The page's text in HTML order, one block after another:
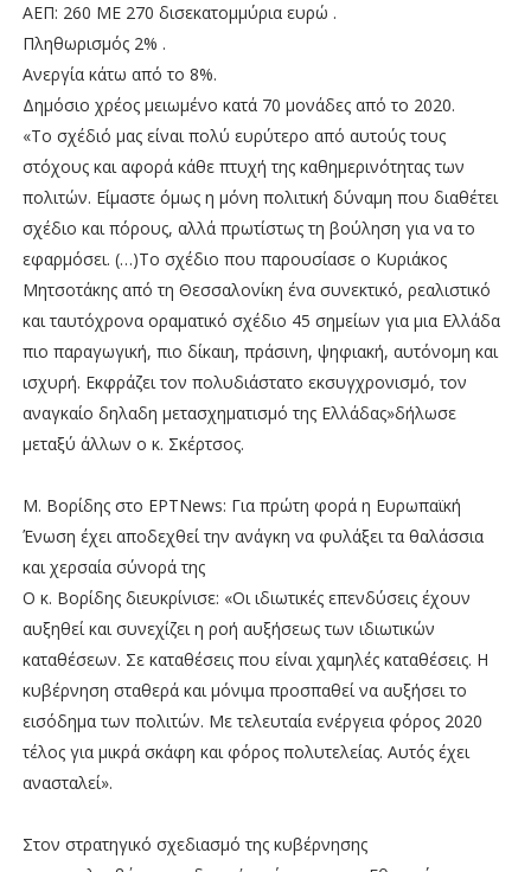
ΑΕΠ: 260 ΜΕ 270 δισεκατομμύρια ευρώ .
Πληθωρισμός 2% .
Ανεργία κάτω από το 8%.
Δημόσιο χρέος μειωμένο κατά 70 μονάδες από το 2020.
«Το σχέδιό μας είναι πολύ ευρύτερο από αυτούς τους
στόχους και αφορά κάθε πτυχή της καθημερινότητας των
πολιτών. Είμαστε όμως η μόνη πολιτική δύναμη που διαθέτει
σχέδιο και πόρους, αλλά πρωτίστως τη βούληση για να το
εφαρμόσει. (…)Το σχέδιο που παρουσίασε ο Κυριάκος
Μητσοτάκης από τη Θεσσαλονίκη ένα συνεκτικό, ρεαλιστικό
και ταυτόχρονα οραματικό σχέδιο 45 σημείων για μια Ελλάδα
πιο παραγωγική, πιο δίκαιη, πράσινη, ψηφιακή, αυτόνομη και
ισχυρή. Εκφράζει τον πολυδιάστατο εκσυγχρονισμό, τον
αναγκαίο δηλαδη μετασχηματισμό της Ελλάδας»δήλωσε
μεταξύ άλλων ο κ. Σκέρτσος.
Μ. Βορίδης στο ΕΡΤΝews: Για πρώτη φορά η Ευρωπαϊκή
Ένωση έχει αποδεχθεί την ανάγκη να φυλάξει τα θαλάσσια
και χερσαία σύνορά της
Ο κ. Βορίδης διευκρίνισε: «Οι ιδιωτικές επενδύσεις έχουν
αυξηθεί και συνεχίζει η ροή αυξήσεως των ιδιωτικών
καταθέσεων. Σε καταθέσεις που είναι χαμηλές καταθέσεις. Η
κυβέρνηση σταθερά και μόνιμα προσπαθεί να αυξήσει το
εισόδημα των πολιτών. Με τελευταία ενέργεια φόρος 2020
τέλος για μικρά σκάφη και φόρος πολυτελείας. Αυτός έχει
ανασταλεί».
Στον στρατηγικό σχεδιασμό της κυβέρνησης